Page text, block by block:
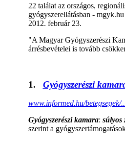
22 találat az országos,
gyógyszerellátásban -
2012. február 23.
"A Magyar Gyógyszerészi
árrésbevételei is tovább
1. Gyógyszerészi
www.informed.hu/betegsegek/
Gyógyszerészi kamara: súlyos
szerint a